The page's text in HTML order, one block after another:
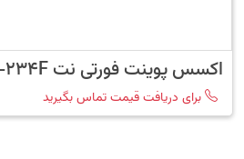
اکسس پوینت فورتی نت FortiAP-234F
برای دریافت قیمت تماس بگیرید